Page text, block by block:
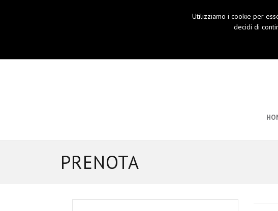
PRENOTA
Utilizziamo i cookie per
decidi di